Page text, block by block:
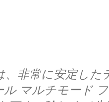
、非常に安定し
ル マルチモード